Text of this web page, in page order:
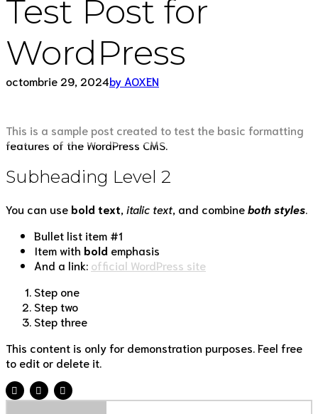
Test Post for
WordPress
octombrie 29, 2024by AOXEN
This is a sample post created to test the basic formatting
features of the WordPress CMS.
Subheading Level 2
You can use bold text italic text , and combineboth styles
Bullet list item #1
Item with bold emphasis
And a link: official WordPress site
Step one
Step two
Step three
This content is only for demonstration purposes. Feel free
to edit or delete it.